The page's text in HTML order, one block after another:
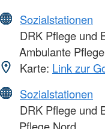
Sozialstationen
DRK Pflege und
Ambulante
Karte: Link zur
Sozialstationen
DRK Pflege und
Pflege Nord